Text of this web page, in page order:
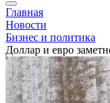
Главная
Новости
Бизнес и политика
Доллар и евро